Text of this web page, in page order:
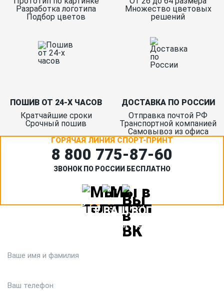
Разработка логотипа
Подбор цветов
Множество цветовых
решений
ПОШИВ ОТ 24-Х ЧАСОВ
Кратчайшие сроки
Срочный пошив
ДОСТАВКА ПО РОССИИ
Отправка почтой РФ
Транспортной компанией
Самовывоз из офиса
ГОРЯЧАЯ ЛИНИЯ СПОРТ-ПРИНТ
8 800 775‑87-60
ЗВОНОК ПО РОССИИ БЕСПЛАТНО
ЗАДАЙТЕ ВАШ ВОПРОС
Или кратко опишите ситуацию. Мы очень быстро свяжемся с
вами :)